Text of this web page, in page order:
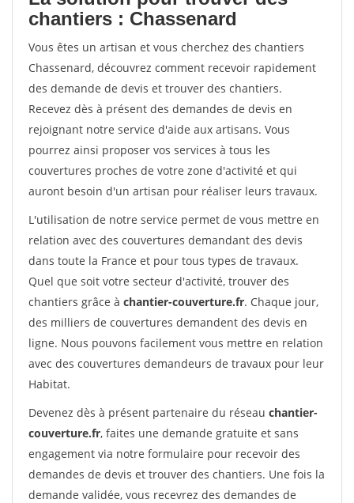
chantiers : Chassenard
Vous êtes un artisan et vous cherchez des chantiers
Chassenard, découvrez comment recevoir rapidement
des demande de devis et trouver des chantiers.
Recevez dès à présent des demandes de devis en
rejoignant notre service d'aide aux artisans. Vous
pourrez ainsi proposer vos services à tous les
couvertures proches de votre zone d'activité et qui
auront besoin d'un artisan pour réaliser leurs travaux.
L'utilisation de notre service permet de vous mettre en
relation avec des couvertures demandant des devis
dans toute la France et pour tous types de travaux.
Quel que soit votre secteur d'activité, trouver des
chantiers grâce à chantier-couverture.fr. Chaque jour,
des milliers de couvertures demandent des devis en
ligne. Nous pouvons facilement vous mettre en relation
avec des couvertures demandeurs de travaux pour leur
Habitat.
Devenez dès à présent partenaire du réseau chantier-
couverture.fr, faites une demande gratuite et sans
engagement via notre formulaire pour recevoir des
demandes de devis et trouver des chantiers. Une fois la
demande validée, vous recevrez des demandes de